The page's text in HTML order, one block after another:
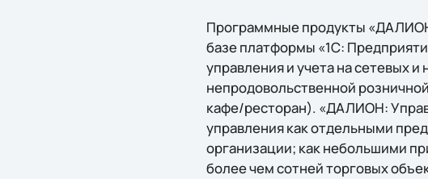
Программные продукты
базе платформы «1С:
управления и учета на сетевых
непродовольственной
кафе/ресторан). «ДАЛИОН:
управления как отдельными
организации; как небольшими
более чем сотней торговых